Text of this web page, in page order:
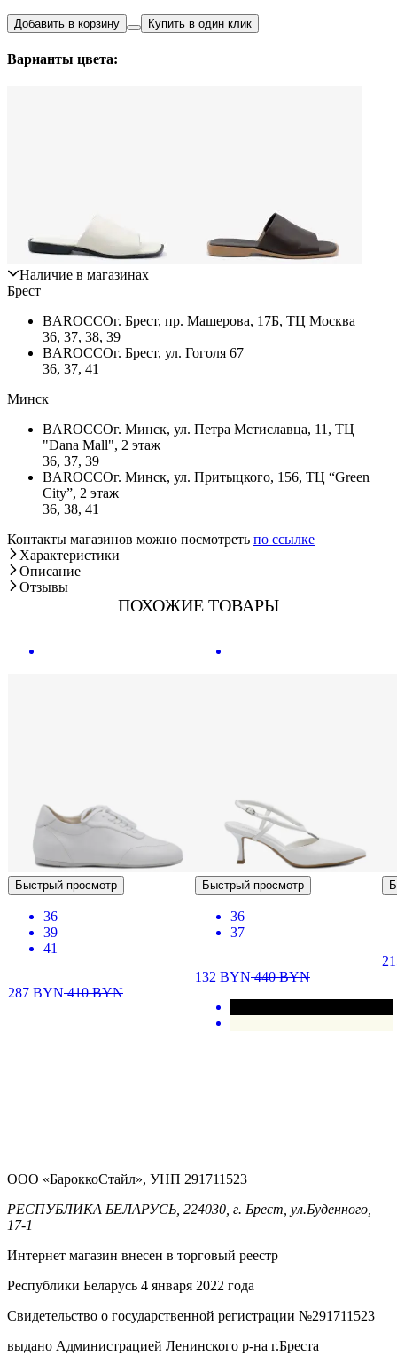
Добавить в корзину Купить в один клик
Варианты цвета:
Наличие в магазинах
Брест
BAROCCOг. Брест, пр. Машерова, 17Б, ТЦ Москва
36, 37, 38, 39
BAROCCOг. Брест, ул. Гоголя 67
36, 37, 41
Минск
BAROCCOг. Минск, ул. Петра Мстиславца, 11, ТЦ
"Dana Mall", 2 этаж
36, 37, 39
BAROCCOг. Минск, ул. Притыцкого, 156, ТЦ “Green
City”, 2 этаж
36, 38, 41
Контакты магазинов можно посмотреть по ссылке
Характеристики
Описание
Отзывы
ПОХОЖИЕ ТОВАРЫ
Быстрый просмотр
36
39
41
287 BYN410BYN
Быстрый просмотр
36
37
132 BYN440BYN
ООО «БароккоСтайл», УНП 291711523
РЕСПУБЛИКА БЕЛАРУСЬ, 224030, г. Брест, ул.Буденного,
17-1
Интернет магазин внесен в торговый реестр
Республики Беларусь 4 января 2022 года
Свидетельство о государственной регистрации №291711523
выдано Администрацией Ленинского р-на г.Бреста